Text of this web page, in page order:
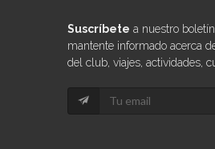
Suscríbete a nuestro
mantente informado acerca
del club, viajes, actividades,